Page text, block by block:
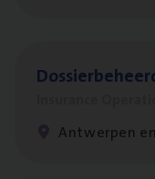
Antwerpen